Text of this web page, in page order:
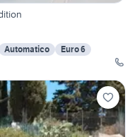
Automatico
Euro 6